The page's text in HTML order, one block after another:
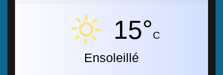
15°C
Ensoleillé